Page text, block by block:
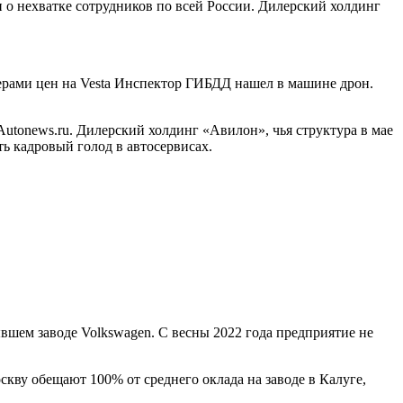
нехватке сотрудников по всей России. Дилерский холдинг
цен на Vesta Инспектор ГИБДД нашел в машине дрон.
Дилерский холдинг «Авилон», чья структура в мае
кадровый голод в автосервисах.
заводе Volkswagen. С весны 2022 года предприятие не
обещают 100% от среднего оклада на заводе в Калуге,